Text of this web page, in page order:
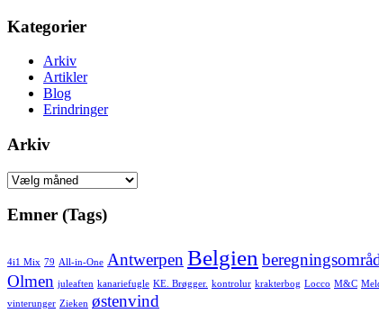
Kategorier
Arkiv
Artikler
Blog
Erindringer
Arkiv
Arkiv
Emner (Tags)
4i1 Mix 79 All-in-One Antwerpen Belgien
Olmen juleaften kanariefugle KE. Brøgger. kontrolur krakterbog Locco M&C
vinterunger Zieken østenvind